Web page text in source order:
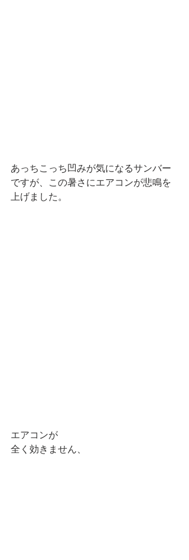
あっちこっち凹みが気になるサンバー
ですが、この暑さにエアコンが悲鳴を
上げました。
エアコンが
全く効きません、